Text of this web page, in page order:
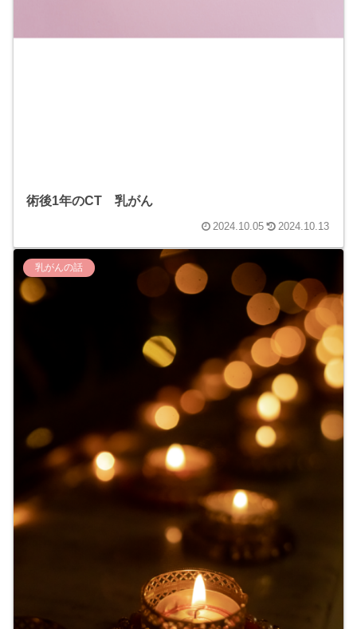
術後1年のCT 乳がん
2024.10.05 2024.10.13
乳がんの話